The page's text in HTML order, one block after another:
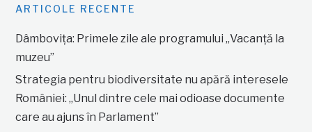
ARTICOLE RECENTE
Dâmbovița: Primele zile ale programului „Vacanță la
muzeu”
Strategia pentru biodiversitate nu apără interesele
României: „Unul dintre cele mai odioase documente
care au ajuns în Parlament”